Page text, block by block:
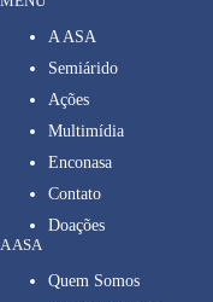
A ASA
Semiárido
Ações
Multimídia
Enconasa
Contato
Doações
A ASA
Quem Somos